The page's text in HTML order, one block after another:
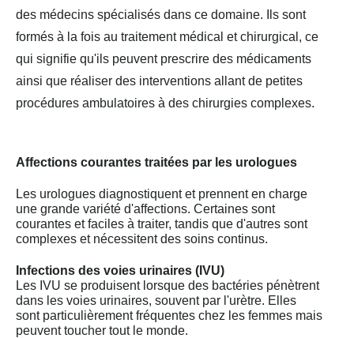
des médecins spécialisés dans ce domaine. Ils sont
formés à la fois au traitement médical et chirurgical, ce
qui signifie qu'ils peuvent prescrire des médicaments
ainsi que réaliser des interventions allant de petites
procédures ambulatoires à des chirurgies complexes.
Affections courantes traitées par les urologues
Les urologues diagnostiquent et prennent en charge
une grande variété d'affections. Certaines sont
courantes et faciles à traiter, tandis que d'autres sont
complexes et nécessitent des soins continus.
Infections des voies urinaires (IVU)
Les IVU se produisent lorsque des bactéries pénètrent
dans les voies urinaires, souvent par l'urètre. Elles
sont particulièrement fréquentes chez les femmes mais
peuvent toucher tout le monde.